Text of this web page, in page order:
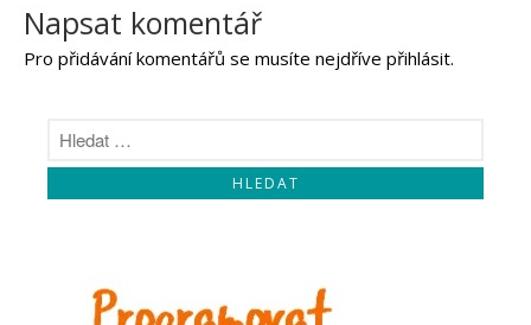
Napsat komentář
Pro přidávání komentářů se musíte nejdříve přihlásit.